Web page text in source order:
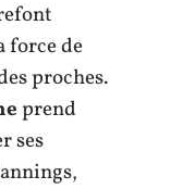
force de
proches.
prend
ses